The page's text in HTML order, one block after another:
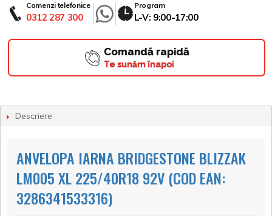
Comenzi telefonice
0312 287 300
Program
L-V: 9:00-17:00
Comandă rapidă
Te sunăm înapoi
Descriere
ANVELOPA IARNA BRIDGESTONE BLIZZAK
LM005 XL 225/40R18 92V (COD EAN:
3286341533316)